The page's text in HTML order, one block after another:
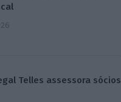
Telles assessora sócios